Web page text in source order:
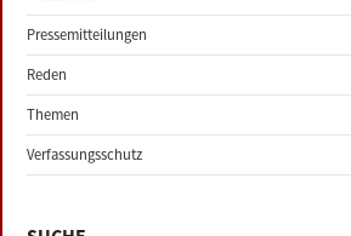
Pressemitteilungen
Reden
Themen
Verfassungsschutz